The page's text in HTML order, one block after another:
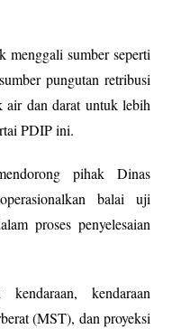
menggali sumber seperti
pungutan retribusi
air dan darat untuk lebih
PDIP ini.
pihak Dinas
balai uji
proses penyelesaian
kendaraan
(MST), dan proyeksi